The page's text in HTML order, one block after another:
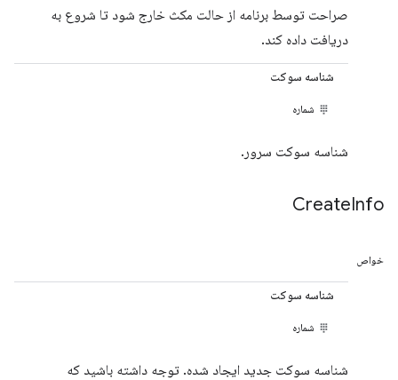
صراحت توسط برنامه از حالت مکث خارج شود تا شروع به
دریافت داده کند.
شناسه سوکت
شماره
شناسه سوکت سرور.
CreateInfo
خواص
شناسه سوکت
شماره
شناسه سوکت جدید ایجاد شده. توجه داشته باشید که